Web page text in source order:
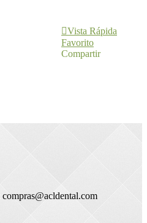
Vista Rápida
Favorito
Compartir
compras@acldental.com